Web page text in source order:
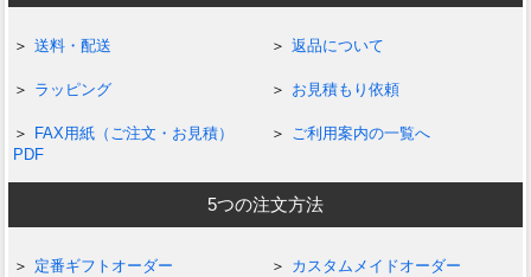
送料・配送 返品について
ラッピング お見積もり依頼
FAX用紙（ご注文・お見積）
PDF
ご利用案内の一覧へ
5つの注文方法
定番ギフトオーダー カスタムメイドオーダー